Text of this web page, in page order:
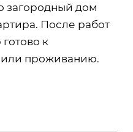
загородный дом
После работ
к
проживанию.